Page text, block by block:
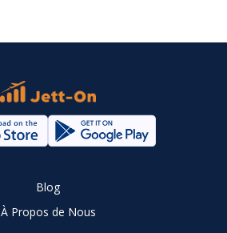
Blog
À Propos de Nous